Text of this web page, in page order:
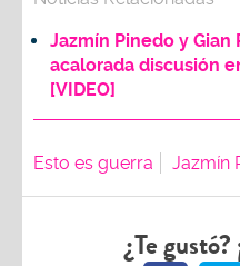
Jazmín Pinedo y
acalorada discusión
[VIDEO]
Esto es guerra Jazmín
¿Te